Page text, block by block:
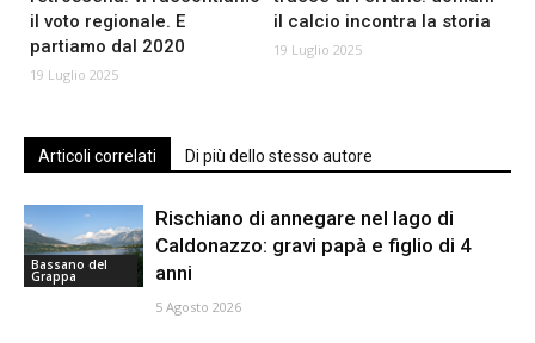
il voto regionale. E
partiamo dal 2020
19 Luglio 2025
il calcio incontra la storia
19 Luglio 2025
Articoli correlati Di più dello stesso autore
Bassano del
Grappa
Rischiano di annegare nel lago di
Caldonazzo: gravi papà e figlio di 4
anni
5 Agosto 2026